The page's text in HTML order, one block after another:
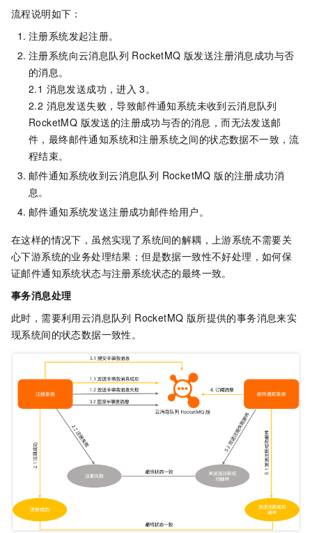
流程说明如下：
注册系统发起注册。
注册系统向云消息队列 RocketMQ 版发送注册消息成功与否
的消息。
2.1 消息发送成功，进入 3。
2.2 消息发送失败，导致邮件通知系统未收到云消息队列
RocketMQ 版发送的注册成功与否的消息，而无法发送邮
件，最终邮件通知系统和注册系统之间的状态数据不一致，流
程结束。
邮件通知系统收到云消息队列 RocketMQ 版的注册成功消
息。
邮件通知系统发送注册成功邮件给用户。
在这样的情况下，虽然实现了系统间的解耦，上游系统不需要关
心下游系统的业务处理结果；但是数据一致性不好处理，如何保
证邮件通知系统状态与注册系统状态的最终一致。
事务消息处理
此时，需要利用云消息队列 RocketMQ 版所提供的事务消息来实
现系统间的状态数据一致性。